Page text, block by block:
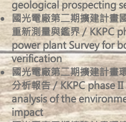
geological prospecting
國光電廠第二期擴建計畫
重新測量與鑑界 / KKPC
power plant Survey for
verification
國光電廠第二期擴建計畫
分析報告 / KKPC phase
analysis of the
impact